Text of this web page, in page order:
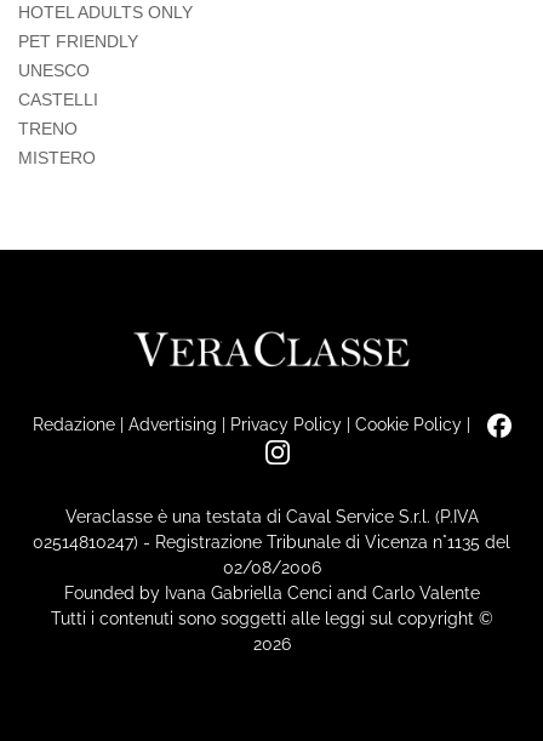
HOTEL ADULTS ONLY
PET FRIENDLY
UNESCO
CASTELLI
TRENO
MISTERO
Redazione| Advertising | Privacy Policy| Cookie Policy|
Veraclasse è una testata di Caval Service S.r.l. (P.IVA
02514810247) - Registrazione Tribunale di Vicenza n°1135 del
02/08/2006
Founded by Ivana Gabriella Cenci and Carlo Valente
Tutti i contenuti sono soggetti alle leggi sul copyright ©
2026